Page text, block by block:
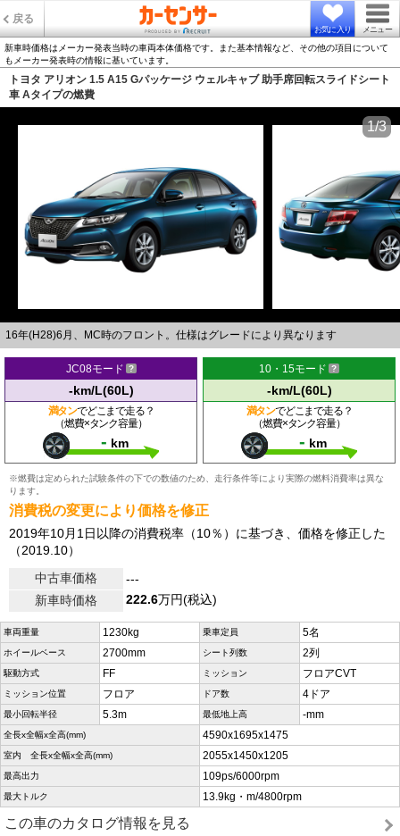
戻る
お気に入り メニュー
新車時価格はメーカー発表当時の車両本体価格です。また基本情報など、その他の項目について
もメーカー発表時の情報に基いています。
トヨタ アリオン 1.5 A15 Gパッケージ ウェルキャブ 助手席回転スライドシート
車 Aタイプの燃費
16年(H28)6月、MC時のフロント。仕様はグレードにより異なります
1/3
JC08モード
-km/L(60L)
満タンでどこまで走る？
（燃費×タンク容量）
- km
10・15モード
-km/L(60L)
満タンでどこまで走る？
（燃費×タンク容量）
- km
※燃費は定められた試験条件の下での数値のため、走行条件等により実際の燃料消費率は異な
ります。
消費税の変更により価格を修正
2019年10月1日以降の消費税率（10％）に基づき、価格を修正した
（2019.10）
中古車価格
---
新車時価格
222.6万円(税込)
車両重量 1230kg 乗車定員 5名
ホイールベース 2700mm シート列数 2列
駆動方式 FF ミッション フロアCVT
ミッション位置 フロア ドア数 4ドア
最小回転半径 5.3m 最低地上高 -mm
全長x全幅x全高(mm) 4590x1695x1475
室内 全長x全幅x全高(mm) 2055x1450x1205
最高出力 109ps/6000rpm
最大トルク 13.9kg・m/4800rpm
この車のカタログ情報を見る